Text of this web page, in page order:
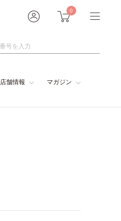
0
店舗情報 マガジン